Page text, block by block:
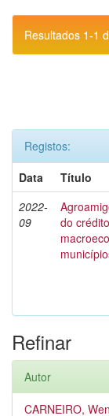
Resultados 1-1
Registos:
Data
Título
2022-
09
do
Refinar
Autor
CARNEIRO,